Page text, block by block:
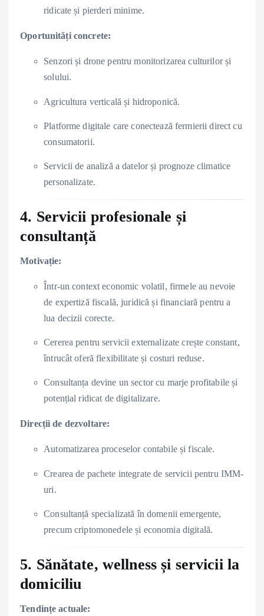
ridicate și pierderi minime.
Oportunități concrete:
Senzori și drone pentru monitorizarea culturilor și
solului.
Agricultura verticală și hidroponică.
Platforme digitale care conectează fermierii direct cu
consumatorii.
Servicii de analiză a datelor și prognoze climatice
personalizate.
4. Servicii profesionale și
consultanță
Motivație:
Într-un context economic volatil, firmele au nevoie
de expertiză fiscală, juridică și financiară pentru a
lua decizii corecte.
Cererea pentru servicii externalizate crește constant,
întrucât oferă flexibilitate și costuri reduse.
Consultanța devine un sector cu marje profitabile și
potențial ridicat de digitalizare.
Direcții de dezvoltare:
Automatizarea proceselor contabile și fiscale.
Crearea de pachete integrate de servicii pentru IMM-
uri.
Consultanță specializată în domenii emergente,
precum criptomonedele și economia digitală.
5. Sănătate, wellness și servicii la
domiciliu
Tendințe actuale: